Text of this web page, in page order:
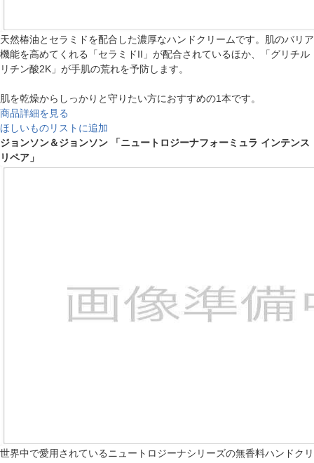
天然椿油とセラミドを配合した濃厚なハンドクリームです。肌のバリア
機能を高めてくれる「セラミドII」が配合されているほか、「グリチル
リチン酸2K」が手肌の荒れを予防します。
肌を乾燥からしっかりと守りたい方におすすめの1本です。
商品詳細を見る
ほしいものリストに追加
ジョンソン＆ジョンソン 「ニュートロジーナフォーミュラ インテンス
リペア」
世界中で愛用されているニュートロジーナシリーズの無香料ハンドクリ